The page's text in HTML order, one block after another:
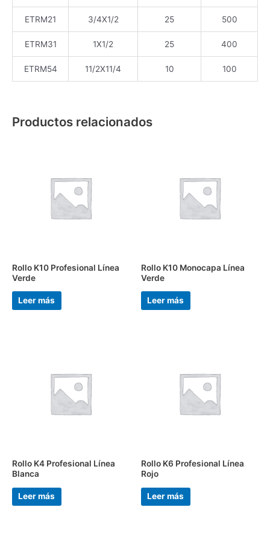
ETRM21 3/4X1/2 25 500
ETRM31 1X1/2 25 400
ETRM54 11/2X11/4 10 100
Productos relacionados
Rollo K10 Profesional Línea
Verde
Leer más
Rollo K10 Monocapa Línea
Verde
Leer más
Rollo K4 Profesional Línea
Blanca
Leer más
Rollo K6 Profesional Línea
Rojo
Leer más